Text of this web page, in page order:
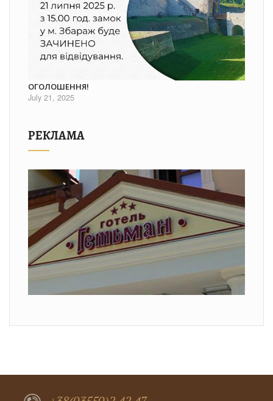
ОГОЛОШЕННЯ!
July 21, 2025
РЕКЛАМА